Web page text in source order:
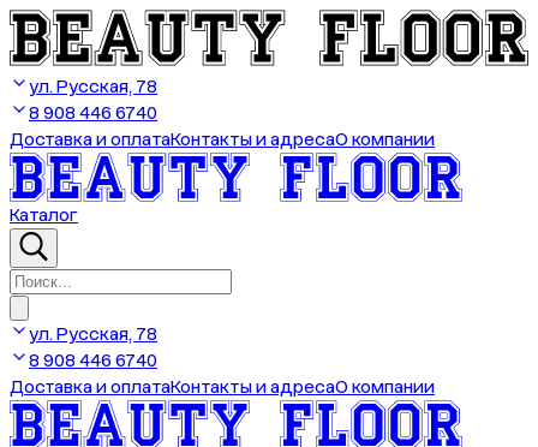
ул. Русская, 78
8 908 446 6740
Доставка и оплатаКонтакты и адресаО компании
Каталог
ул. Русская, 78
8 908 446 6740
Доставка и оплатаКонтакты и адресаО компании